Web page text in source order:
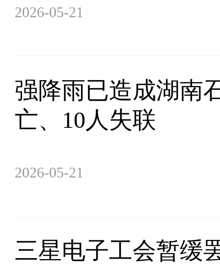
2026-05-21
强降雨已造成湖南
亡、10人失联
2026-05-21
三星电子工会暂缓